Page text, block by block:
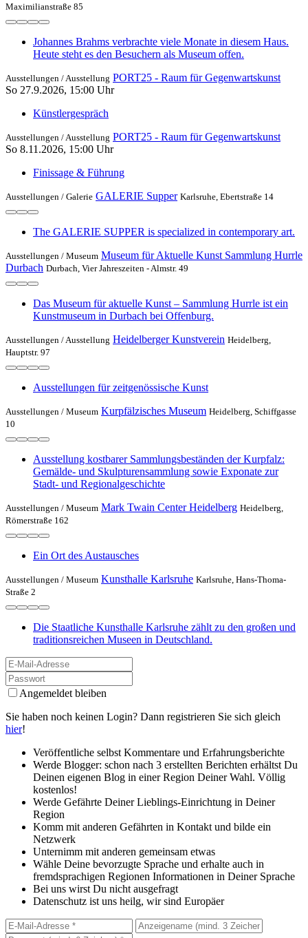
Maximilianstraße 85
Johannes Brahms verbrachte viele Monate in diesem Haus.
Heute steht es den Besuchern als Museum offen.
Ausstellungen / Ausstellung PORT25 - Raum für Gegenwartskunst
So 27.9.2026, 15:00 Uhr
Künstlergespräch
Ausstellungen / Ausstellung PORT25 - Raum für Gegenwartskunst
So 8.11.2026, 15:00 Uhr
Finissage & Führung
Ausstellungen / Galerie GALERIE Supper Karlsruhe, Ebertstraße 14
The GALERIE SUPPER is specialized in contemporary art.
Ausstellungen / Museum Museum für Aktuelle Kunst Sammlung Hurrle
Durbach Durbach, Vier Jahreszeiten - Almstr. 49
Das Museum für aktuelle Kunst – Sammlung Hurrle ist ein
Kunstmuseum in Durbach bei Offenburg.
Ausstellungen / Ausstellung Heidelberger Kunstverein Heidelberg,
Hauptstr. 97
Ausstellungen für zeitgenössische Kunst
Ausstellungen / Museum Kurpfälzisches Museum Heidelberg, Schiffgasse
10
Ausstellung kostbarer Sammlungsbeständen der Kurpfalz:
Gemälde- und Skulpturensammlung sowie Exponate zur
Stadt- und Regionalgeschichte
Ausstellungen / Museum Mark Twain Center Heidelberg Heidelberg,
Römerstraße 162
Ein Ort des Austausches
Ausstellungen / Museum Kunsthalle Karlsruhe Karlsruhe, Hans-Thoma-
Straße 2
Die Staatliche Kunsthalle Karlsruhe zählt zu den großen und
traditionsreichen Museen in Deutschland.
Angemeldet bleiben
Sie haben noch keinen Login? Dann registrieren Sie sich gleich
hier!
Veröffentliche selbst Kommentare und Erfahrungsberichte
Werde Blogger: schon nach 3 erstellten Berichten erhältst Du
Deinen eigenen Blog in einer Region Deiner Wahl. Völlig
kostenlos!
Werde Gefährte Deiner Lieblings-Einrichtung in Deiner
Region
Komm mit anderen Gefährten in Kontakt und bilde ein
Netzwerk
Unternimm mit anderen gemeinsam etwas
Wähle Deine bevorzugte Sprache und erhalte auch in
fremdsprachigen Regionen Informationen in Deiner Sprache
Bei uns wirst Du nicht ausgefragt
Datenschutz ist uns heilg, wir sind Europäer